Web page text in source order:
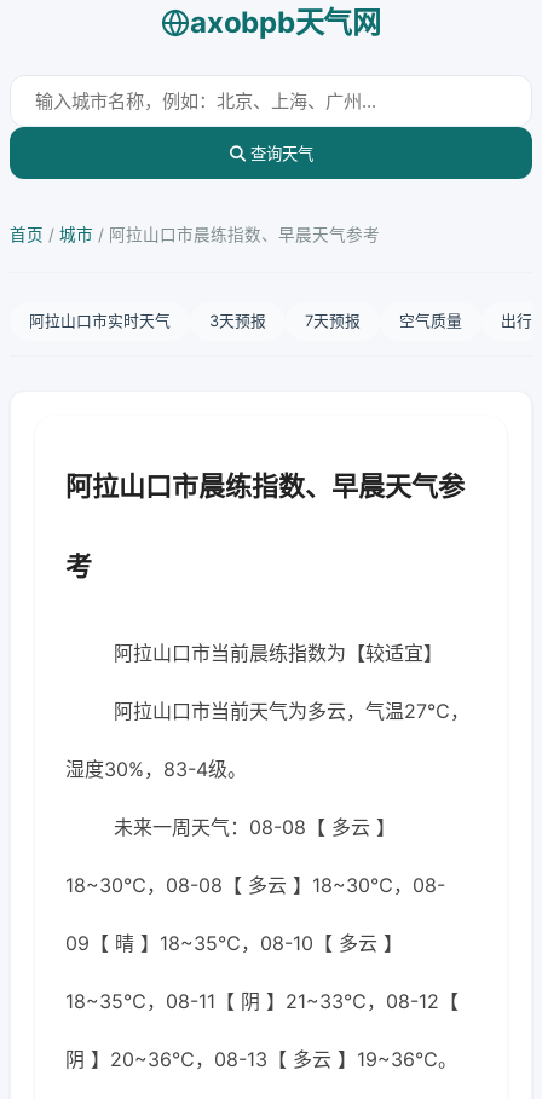
axobpb天气网
查询天气
首页 / 城市 / 阿拉山口市晨练指数、早晨天气参考
阿拉山口市实时天气 3天预报 7天预报 空气质量 出行
阿拉山口市晨练指数、早晨天气参
考
阿拉山口市当前晨练指数为【较适宜】
阿拉山口市当前天气为多云，气温27℃，
湿度30%，83-4级。
未来一周天气：08-08【 多云 】
18~30℃，08-08【 多云 】18~30℃，08-
09【 晴 】18~35℃，08-10【 多云 】
18~35℃，08-11【 阴 】21~33℃，08-12【
阴 】20~36℃，08-13【 多云 】19~36℃。